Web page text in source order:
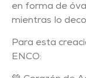
en forma de
mientras lo
Para esta
ENCO: